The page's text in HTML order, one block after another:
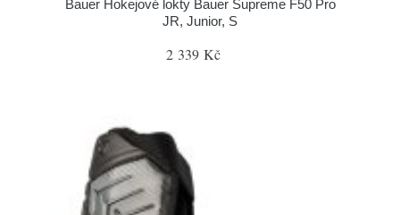
Bauer Hokejové lokty Bauer Supreme F50 Pro
JR, Junior, S
2 339 Kč